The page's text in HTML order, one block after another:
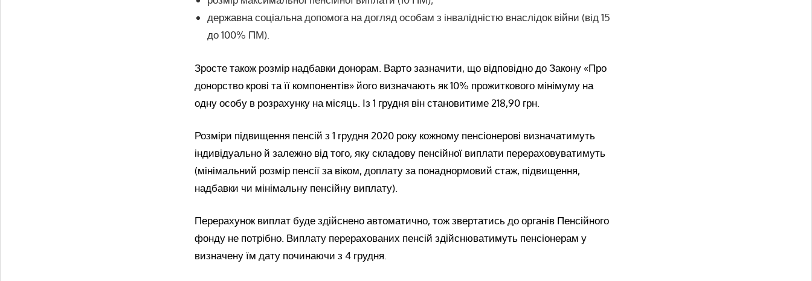
державна соціальна допомога на догляд особам з інвалідністю внаслідок війни (від 15
до 100% ПМ).
Зросте також розмір надбавки донорам. Варто зазначити, що відповідно до Закону «Про
донорство крові та її компонентів» його визначають як 10% прожиткового мінімуму на
одну особу в розрахунку на місяць. Із 1 грудня він становитиме 218,90 грн.
Розміри підвищення пенсій з 1 грудня 2020 року кожному пенсіонерові визначатимуть
індивідуально й залежно від того, яку складову пенсійної виплати перераховуватимуть
(мінімальний розмір пенсії за віком, доплату за понаднормовий стаж, підвищення,
надбавки чи мінімальну пенсійну виплату).
Перерахунок виплат буде здійснено автоматично, тож звертатись до органів Пенсійного
фонду не потрібно. Виплату перерахованих пенсій здійснюватимуть пенсіонерам у
визначену їм дату починаючи з 4 грудня.